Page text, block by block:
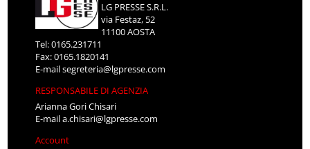
LG PRESSE S.R.L.
via Festaz, 52
11100 AOSTA
Tel: 0165.231711
Fax: 0165.1820141
E-mailsegreteria@lgpresse.com
RESPONSABILE DI AGENZIA
Arianna Gori Chisari
E-maila.chisari@lgpresse.com
Account